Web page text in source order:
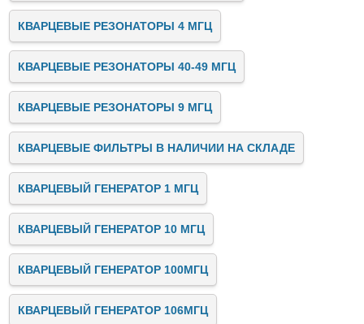
КВАРЦЕВЫЕ РЕЗОНАТОРЫ 4 МГЦ
КВАРЦЕВЫЕ РЕЗОНАТОРЫ 40-49 МГЦ
КВАРЦЕВЫЕ РЕЗОНАТОРЫ 9 МГЦ
КВАРЦЕВЫЕ ФИЛЬТРЫ В НАЛИЧИИ НА СКЛАДЕ
КВАРЦЕВЫЙ ГЕНЕРАТОР 1 МГЦ
КВАРЦЕВЫЙ ГЕНЕРАТОР 10 МГЦ
КВАРЦЕВЫЙ ГЕНЕРАТОР 100МГЦ
КВАРЦЕВЫЙ ГЕНЕРАТОР 106МГЦ